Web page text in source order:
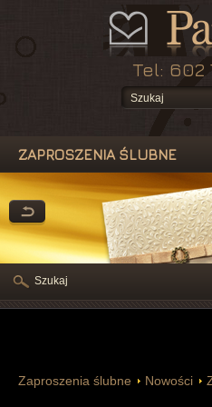
Tel: 602
ZAPROSZENIA ŚLUBNE
Zaproszenia ślubne Nowości
Szukaj